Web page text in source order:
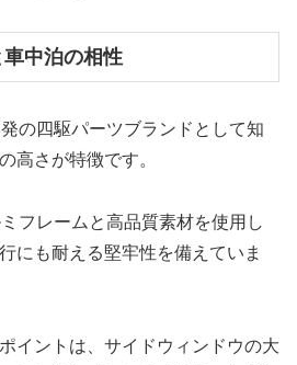
中泊の相性
の四駆パーツブランドとして知
高さが特徴です。
フレームと高品質素材を使用し
にも耐える堅牢性を備えていま
イントは、サイドウィンドウの大